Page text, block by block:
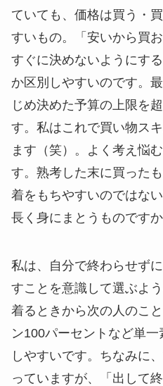
ていても、価格は買う・
すいもの。「安いから買
すぐに決めないようにす
か区別しやすいのです。
じめ決めた予算の上限を
す。私はこれで買い物ス
ます（笑）。よく考え悩
す。熟考した末に買った
着をもちやすいのではな
長く身にまとうものですか
私は、自分で終わらせず
すことを意識して選ぶよ
着るときから次の人のこ
ン100パーセントなど単
しやすいです。ちなみに
っていますが、「出して